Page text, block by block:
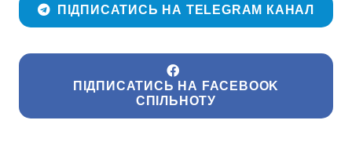
ПІДПИСАТИСЬ НА TELEGRAM КАНАЛ
ПІДПИСАТИСЬ НА FACEBOOK
СПІЛЬНОТУ